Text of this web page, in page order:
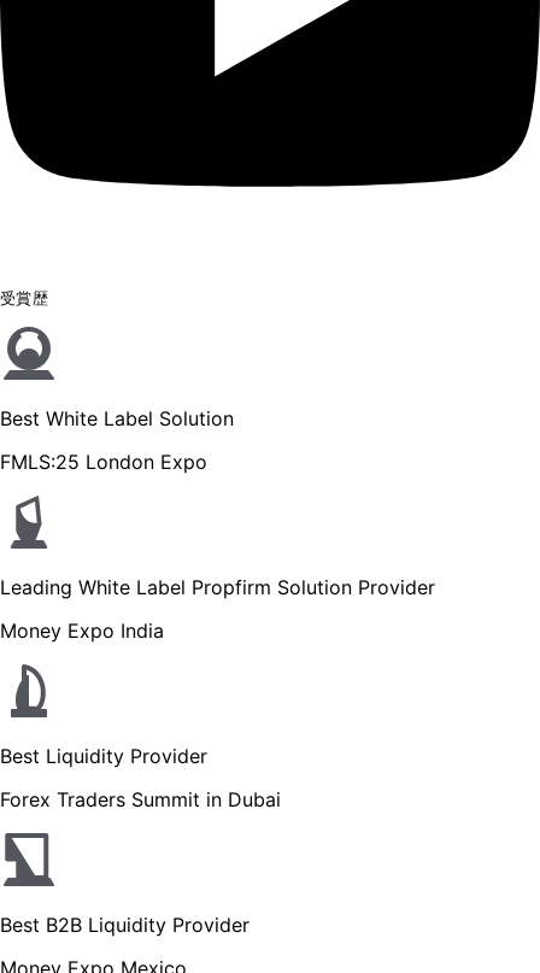
受賞歴
Best White Label Solution
FMLS:25 London Expo
Leading White Label Propfirm Solution Provider
Money Expo India
Best Liquidity Provider
Forex Traders Summit in Dubai
Best B2B Liquidity Provider